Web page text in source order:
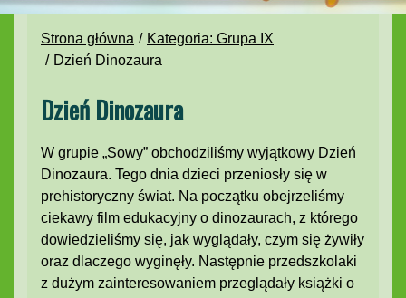
Strona główna
Kategoria: Grupa IX
Dzień Dinozaura
Dzień Dinozaura
W grupie „Sowy” obchodziliśmy wyjątkowy Dzień
Dinozaura. Tego dnia dzieci przeniosły się w
prehistoryczny świat. Na początku obejrzeliśmy
ciekawy film edukacyjny o dinozaurach, z którego
dowiedzieliśmy się, jak wyglądały, czym się żywiły
oraz dlaczego wyginęły. Następnie przedszkolaki
z dużym zainteresowaniem przeglądały książki o